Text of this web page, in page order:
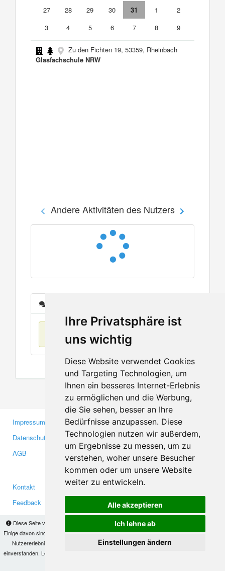
Ihre Privatsphäre ist
uns wichtig
Diese Website verwendet Cookies
und Targeting Technologien, um
Ihnen ein besseres Internet-Erlebnis
zu ermöglichen und die Werbung,
die Sie sehen, besser an Ihre
Bedürfnisse anzupassen. Diese
Technologien nutzen wir außerdem,
um Ergebnisse zu messen, um zu
verstehen, woher unsere Besucher
kommen oder um unsere Website
weiter zu entwickeln.
Alle akzeptieren
Ich lehne ab
Einstellungen ändern
Diese Seite verwendet Cookies, um Informationen auf Ihrem Computer zu speichern.
Einige davon sind notwendig, damit unsere Seite funktioniert, andere helfen uns dabei, das
Nutzererlebnis zu verbessern. Mit der Nutzung dieser Seite erklären Sie sich damit
einverstanden. Lesen Sie unsere
27
28 29 30 31 1
2
3
4 5 6 7 8 9
Zu den Fichten 19, 53359, Rheinbach
Glasfachschule NRW
Andere Aktivitäten des Nutzers
Keine Einträge
Impressum
Datenschutzerklärung
AGB
Gewerbetreibende
Investoren
Medien
Kontakt
Feedback
Facebook
Twitter
YouTube
Google+